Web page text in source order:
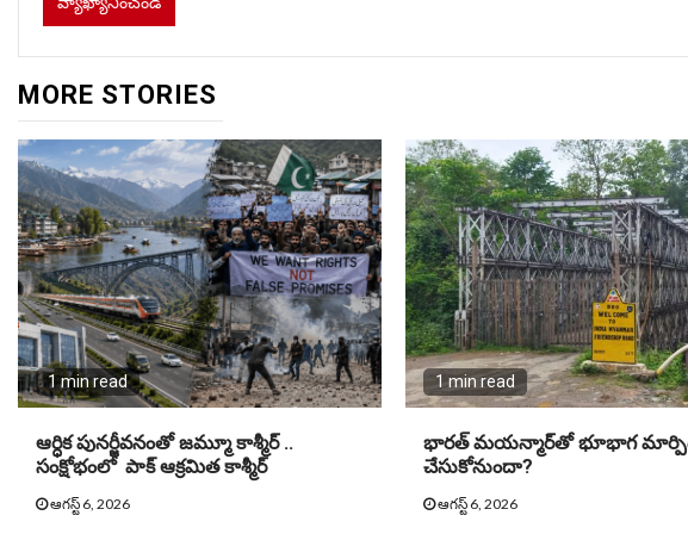
MORE STORIES
1 min read
ఆర్ధిక పునర్జీవనంతో జమ్మూ కాశ్మీర్ ..
సంక్షోభంలో పాక్ ఆక్రమిత కాశ్మీర్
ఆగస్ట్ 6, 2026
1 min read
భారత్ మయన్మార్‌తో భూభాగ
చేసుకోనుందా?
ఆగస్ట్ 6, 2026